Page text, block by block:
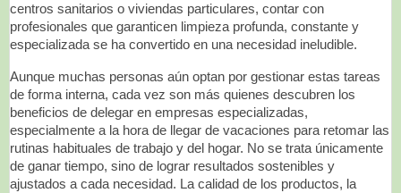
centros sanitarios o viviendas particulares, contar con
profesionales que garanticen limpieza profunda, constante y
especializada se ha convertido en una necesidad ineludible.
Aunque muchas personas aún optan por gestionar estas tareas
de forma interna, cada vez son más quienes descubren los
beneficios de delegar en empresas especializadas,
especialmente a la hora de llegar de vacaciones para retomar las
rutinas habituales de trabajo y del hogar. No se trata únicamente
de ganar tiempo, sino de lograr resultados sostenibles y
ajustados a cada necesidad. La calidad de los productos, la